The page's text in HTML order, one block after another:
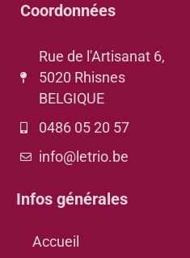
Coordonnées
Rue de l'Artisanat 6,
5020 Rhisnes
BELGIQUE
0486 05 20 57
info@letrio.be
Infos générales
Accueil